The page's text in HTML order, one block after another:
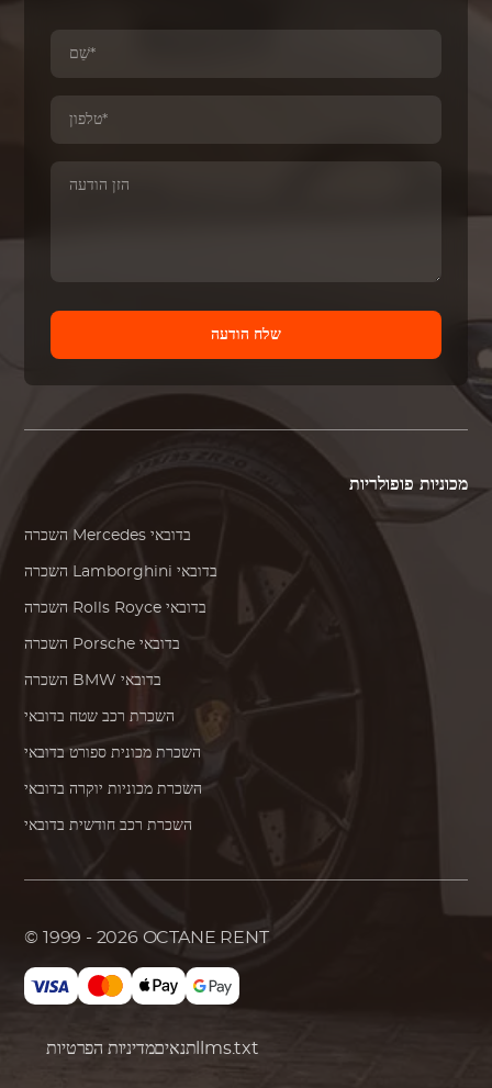
שלח הודעה
מכוניות פופולריות
Mercedes בדובאי
Lamborghini בדובאי
Rolls Royce בדובאי
Porsche בדובאי
BMW בדובאי
השכרת רכב שטח בדובאי
השכרת מכונית ספורט בדובאי
השכרת מכוניות יוקרה בדובאי
השכרת רכב חודשית בדובאי
© 1999 - 2026 OCTANE RENT
מדיניות הפרטיותתנאים llms.txt